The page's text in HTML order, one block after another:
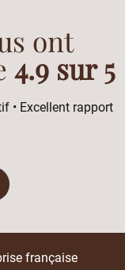
ont
4.9 sur 5
• Excellent rapport
française